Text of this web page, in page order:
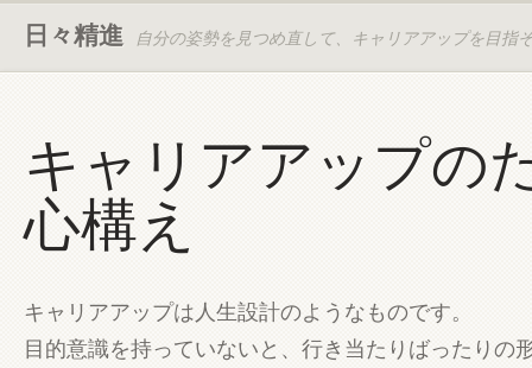
日々精進 自分の姿勢を見つめ直して、キャリアアップを目指
キャリアアップの
心構え
キャリアアップは人生設計のようなものです。
目的意識を持っていないと、行き当たりばったりの